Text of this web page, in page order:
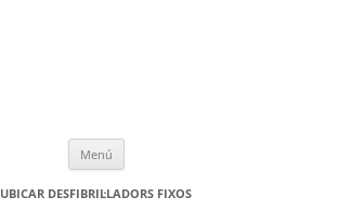
Menú
UBICAR DESFIBRIL·LADORS FIXOS